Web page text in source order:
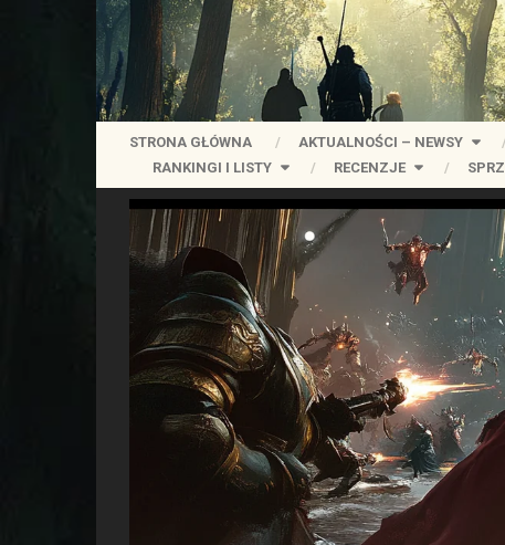
STRONA GŁÓWNA AKTUALNOŚCI – NEWSY
RANKINGI I LISTY
RECENZJE